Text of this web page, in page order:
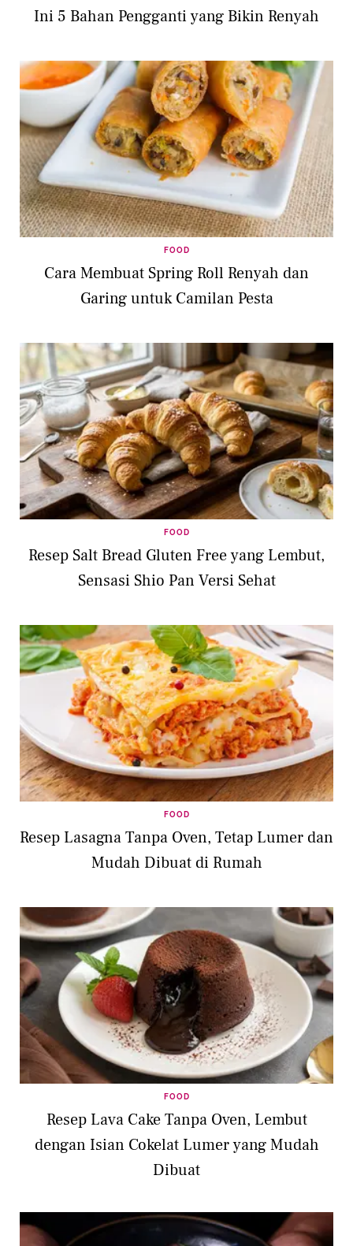
Ini 5 Bahan Pengganti yang Bikin Renyah
FOOD
Cara Membuat Spring Roll Renyah dan
Garing untuk Camilan Pesta
FOOD
Resep Salt Bread Gluten Free yang Lembut,
Sensasi Shio Pan Versi Sehat
FOOD
Resep Lasagna Tanpa Oven, Tetap Lumer dan
Mudah Dibuat di Rumah
FOOD
Resep Lava Cake Tanpa Oven, Lembut
dengan Isian Cokelat Lumer yang Mudah
Dibuat